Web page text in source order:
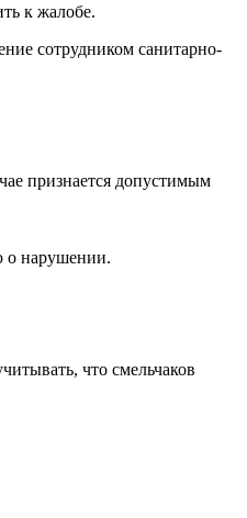
к жалобе.
сотрудником санитарно-
признается допустимым
о нарушении.
что смельчаков